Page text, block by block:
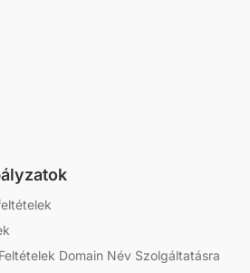
Domain Név Szolgáltatásra